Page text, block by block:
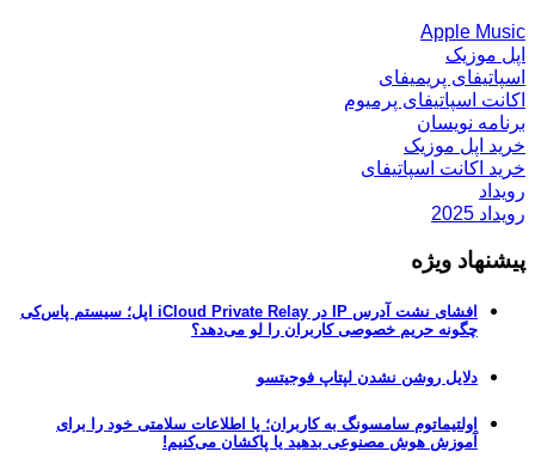
Apple Music
اپل موزیک
اسپاتیفای پریمیفای
اکانت اسپاتیفای پرمیوم
برنامه نویسان
خرید اپل موزیک
خرید اکانت اسپاتیفای
رویداد
رویداد 2025
پیشنهاد ویژه
افشای نشت آدرس IP در iCloud Private Relay اپل؛ سیستم پاس‌کی
چگونه حریم خصوصی کاربران را لو می‌دهد؟
دلایل روشن نشدن لپتاپ فوجیتسو
اولتیماتوم سامسونگ به کاربران؛ یا اطلاعات سلامتی خود را برای
آموزش هوش مصنوعی بدهید یا پاکشان می‌کنیم!